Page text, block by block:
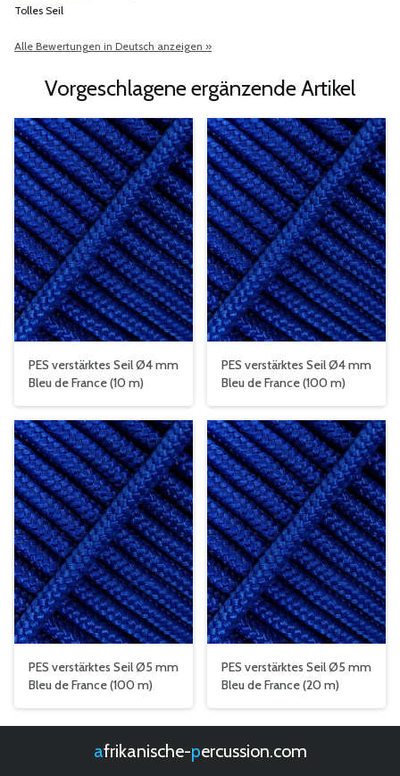
Tolles Seil
Alle Bewertungen in Deutsch anzeigen »
Vorgeschlagene ergänzende Artikel
PES verstärktes Seil Ø4 mm
Bleu de France (10 m)
PES verstärktes Seil Ø4 mm
Bleu de France (100 m)
PES verstärktes Seil Ø5 mm
Bleu de France (100 m)
PES verstärktes Seil Ø5 mm
Bleu de France (20 m)
afrikanische- percussion.com